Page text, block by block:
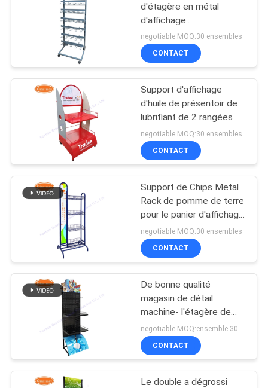
NOUVELLES
PLAN
PRIVACY
POLICY
Présentoir de casier
métallique
16
Support d'affichage
de rotation
22
Supports d'affichage
de partie supérieure
du comptoir
d'étagère en métal
d'affichage
multifonctionnel petit
negotiable MOQ:30 ensembles
CONTACT
Support d'affichage
d'huile de présentoir de
lubrifiant de 2 rangées
negotiable MOQ:30 ensembles
CONTACT
Support de Chips Metal
Rack de pomme de terre
pour le panier d'affichage
de casse-croûte
negotiable MOQ:30 ensembles
CONTACT
De bonne qualité
magasin de détail
machine- l'étagère de
Peg Board Stand Iron
Display
negotiable MOQ:ensemble 30
CONTACT
Le double a dégrossi